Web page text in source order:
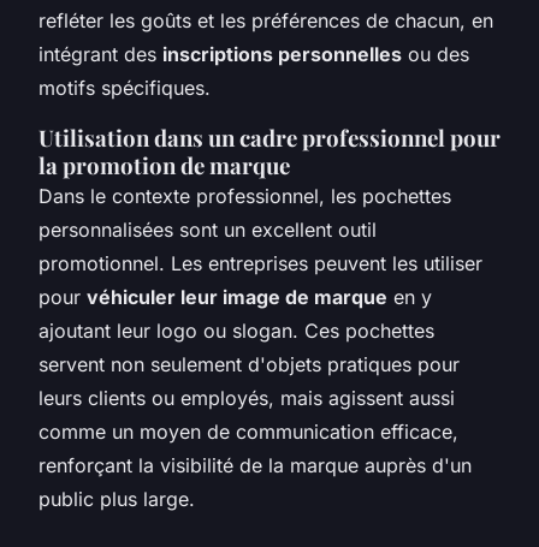
refléter les goûts et les préférences de chacun, en
intégrant des inscriptions personnelles ou des
motifs spécifiques.
Utilisation dans un cadre professionnel pour
la promotion de marque
Dans le contexte professionnel, les pochettes
personnalisées sont un excellent outil
promotionnel. Les entreprises peuvent les utiliser
pour véhiculer leur image de marque en y
ajoutant leur logo ou slogan. Ces pochettes
servent non seulement d'objets pratiques pour
leurs clients ou employés, mais agissent aussi
comme un moyen de communication efficace,
renforçant la visibilité de la marque auprès d'un
public plus large.